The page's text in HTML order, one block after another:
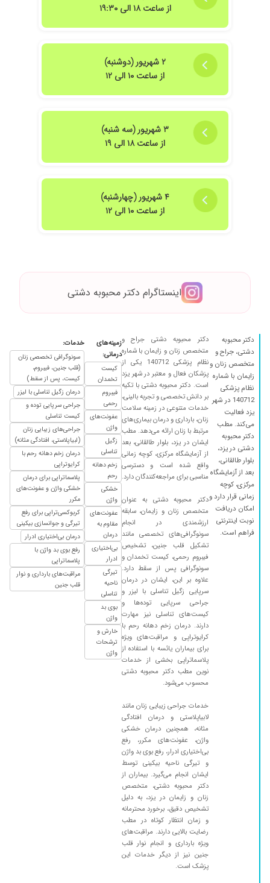
خیلی خوش اخلاق و با تجربه بودن
عالی بود
فوق العاده خوش رو و کار بلد ۱۴۰۳/۰۸/۱۷
برای دستگاه آیودی و نظم عادت ماهیانه
هم اخلاقشون خوبه وهم تشخیصشون
از ساعت ۱۸ الی ۱۹:۳۰
۲ شهریور (دوشنبه)
از ساعت ۱۰ الی ۱۲
۳ شهریور (سه شنبه)
از ساعت ۱۸ الی ۱۹
۴ شهریور (چهارشنبه)
از ساعت ۱۰ الی ۱۲
اینستاگرام دکتر محبوبه دشتی
دکتر محبوبه
دشتی، جراح و
متخصص زنان و
زایمان با شماره
نظام پزشکی
140712 در شهر
یزد فعالیت
می‌کند. مطب
دکتر محبوبه
دشتی در یزد،
بلوار طالقانی،
بعد از آزمایشگاه
مرکزی، کوچه
زمانی قرار دارد و
امکان دریافت
نوبت اینترنتی
فراهم است.
دکتر محبوبه دشتی جراح و
متخصص زنان و زایمان با شماره
نظام پزشکی 140712 یکی از
پزشکان فعال و معتبر در شهر یزد
است. دکتر محبوبه دشتی با تکیه
بر دانش تخصصی و تجربه بالینی،
خدمات متنوعی در زمینه سلامت
زنان، بارداری و درمان بیماری‌های
مرتبط با زنان ارائه می‌دهد. مطب
ایشان در یزد، بلوار طالقانی، بعد
از آزمایشگاه مرکزی، کوچه زمانی
واقع شده است و دسترسی
مناسبی برای مراجعه‌کنندگان دارد.
دکتر محبوبه دشتی به عنوان
متخصص زنان و زایمان، سابقه
ارزشمندی در انجام
سونوگرافی‌های تخصصی مانند
تشکیل قلب جنین، تشخیص
فیبروم رحمی، کیست تخمدان و
سونوگرافی پس از سقط دارد.
علاوه بر این، ایشان در درمان
سرپایی زگیل تناسلی با لیزر و
جراحی سرپایی توده‌ها و
کیست‌های تناسلی نیز مهارت
دارند. درمان زخم دهانه رحم با
کرایوتراپی و مراقبت‌های ویژه
برای بیماران یائسه با استفاده از
پلاسماتراپی بخشی از خدمات
نوین مطب دکتر محبوبه دشتی
محسوب می‌شود.
خدمات جراحی زیبایی زنان مانند
لابیاپلاستی و درمان افتادگی
مثانه، همچنین درمان خشکی
واژن، عفونت‌های مکرر، رفع
بی‌اختیاری ادرار، رفع بوی بد واژن
و تیرگی ناحیه بیکینی توسط
ایشان انجام می‌گیرد. بیماران از
دکتر محبوبه دشتی، متخصص
زنان و زایمان در یزد، به دلیل
تشخیص دقیق، برخورد محترمانه
و زمان انتظار کوتاه در مطب
رضایت بالایی دارند. مراقبت‌های
ویژه بارداری و انجام نوار قلب
جنین نیز از دیگر خدمات این
پزشک است.
زمینه‌های
درمانی:
کیست
تخمدان
فیبروم
رحمی
عفونت‌های
واژن
زگیل
تناسلی
زخم دهانه
رحم
خشکی
واژن
عفونت‌های
مقاوم به
درمان
بی‌اختیاری
ادرار
تیرگی
ناحیه
تناسلی
بوی بد
واژن
خارش و
ترشحات
واژن
خدمات:
سونوگرافی تخصصی زنان
(قلب جنین، فیبروم،
کیست، پس از سقط)
درمان زگیل تناسلی با لیزر
جراحی سرپایی توده و
کیست تناسلی
جراحی‌های زیبایی زنان
(لبیاپلاستی، افتادگی مثانه)
درمان زخم دهانه رحم با
کرایوتراپی
پلاسماتراپی برای درمان
خشکی واژن و عفونت‌های
مکرر
کربوکسی‌تراپی برای رفع
تیرگی و جوانسازی بیکینی
درمان بی‌اختیاری ادرار
رفع بوی بد واژن با
پلاسماتراپی
مراقبت‌های بارداری و نوار
قلب جنین